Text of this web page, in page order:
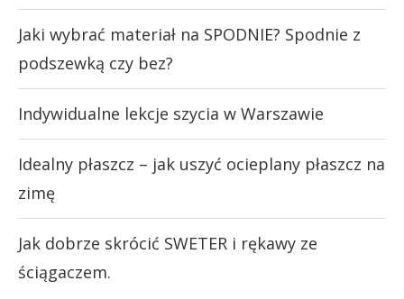
Jaki wybrać materiał na SPODNIE? Spodnie z
podszewką czy bez?
Indywidualne lekcje szycia w Warszawie
Idealny płaszcz – jak uszyć ocieplany płaszcz na
zimę
Jak dobrze skrócić SWETER i rękawy ze
ściągaczem.